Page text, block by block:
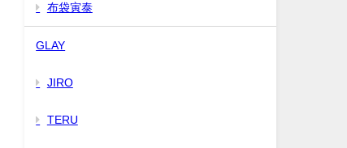
布袋寅泰
GLAY
JIRO
TERU